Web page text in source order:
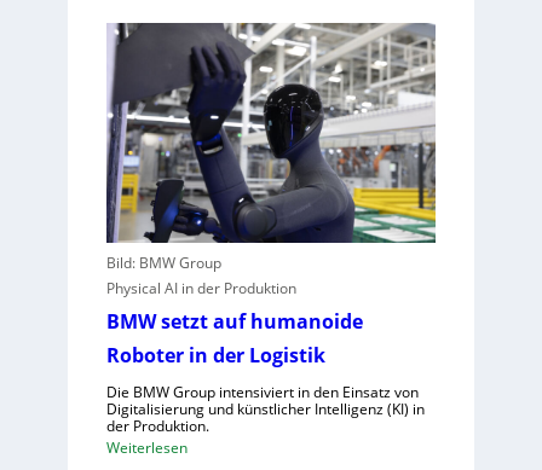
R
A
E
U
-
M
a
s
c
n
e
v
e
r
e
n
u
t
z
t
e
C
l
o
u
d
-
K
a
Bild: BMW Group
Physical AI in der Produktion
BMW setzt auf humanoide
Roboter in der Logistik
Die BMW Group intensiviert in den Einsatz von
Digitalisierung und künstlicher Intelligenz (KI) in
der Produktion.
Weiterlesen: